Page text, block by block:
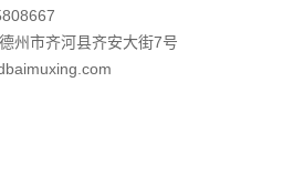
州市齐河县齐安大街7号